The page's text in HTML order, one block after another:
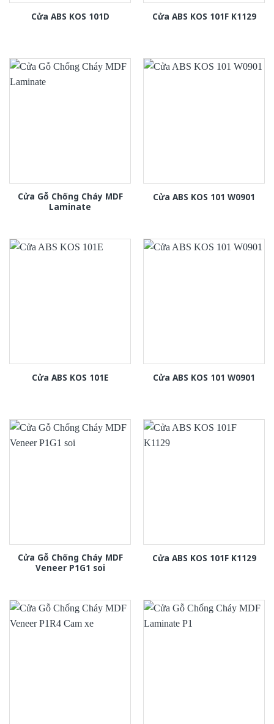
Cửa ABS KOS 101D Cửa ABS KOS 101F K1129
Cửa Gỗ Chống Cháy MDF
Laminate
Cửa ABS KOS 101 W0901
Cửa ABS KOS 101E Cửa ABS KOS 101 W0901
Cửa Gỗ Chống Cháy MDF
Veneer P1G1 soi
Cửa ABS KOS 101F K1129